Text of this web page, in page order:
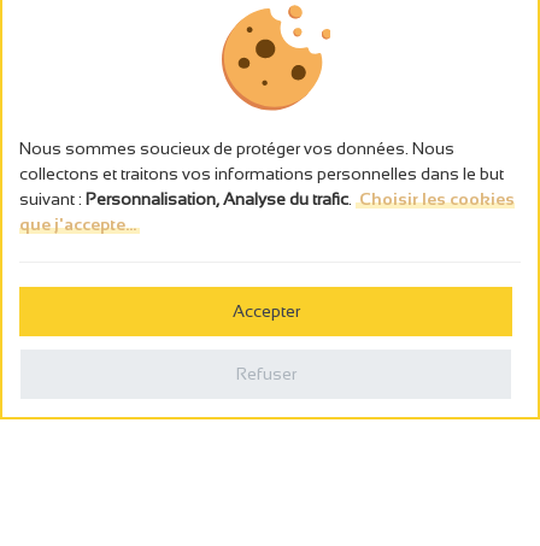
L’abus d’alcool est dangereux pour la santé, à consommer avec
Politique de confidentialité
Nous sommes soucieux de protéger vos données. Nous
collectons et traitons vos informations personnelles dans le but
suivant : Personnalisation, Analyse du trafic Choisir les cookies
que j'accepte...
Accepter
Refuser